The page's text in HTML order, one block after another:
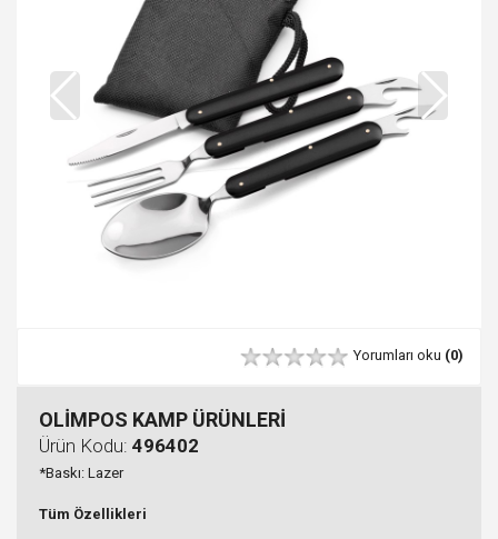
Yorumları oku (0)
OLİMPOS KAMP ÜRÜNLERİ
Ürün Kodu: 496402
*Baskı: Lazer
Tüm Özellikleri